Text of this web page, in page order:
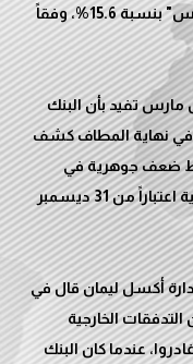
شهادات الإيداع الأميركي في "كريدي سويس" بنسبة 15.6%، وفقاً
مارس تفيد بأن البنك
نشر تقريره السنوي لعام 2022. وفي نهاية المطاف كشف
حدد "نقاط ضعف جوهرية في
الرقابة الداخلية لدى البنك على التقارير المالية اعتباراً من 31 ديسمبر
أكسل ليمان قال في
الخارجية
عندما كان البنك